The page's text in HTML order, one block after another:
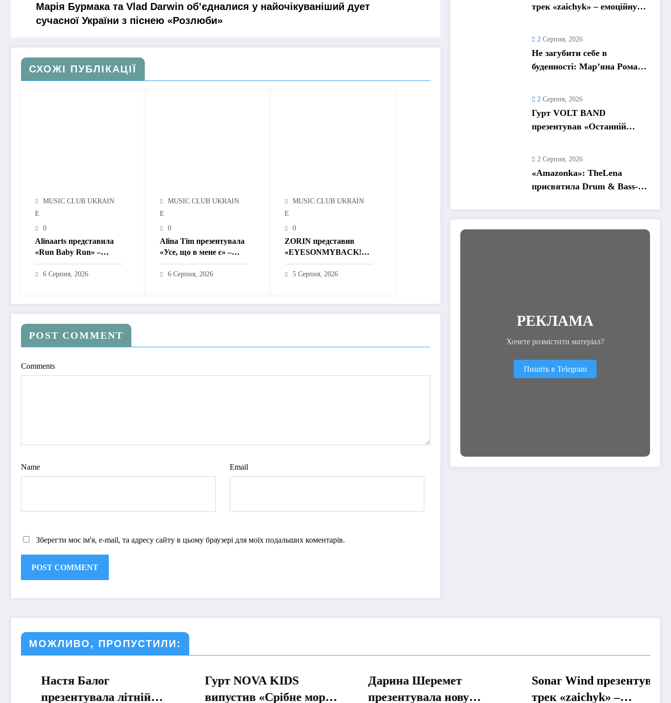
Марія Бурмака та Vlad Darwin об’єдналися у найочікуваніший дует
сучасної України з піснею «Розлюби»
СХОЖІ ПУБЛІКАЦІЇ
MUSIC CLUB UKRAIN
E
0
Alinaarts представила
«Run Baby Run» –
музичну підтримку для
тих, хто продовжує
6 Серпня, 2026
MUSIC CLUB UKRAIN
E
0
Alina Tim презентувала
«Усе, що в мене є» –
пісню про любов без
драм, маніпуляцій і
6 Серпня, 2026
MUSIC CLUB UKRAIN
E
0
ZORIN представив
«EYESONMYBACK!» –
емоційний трек про
боротьбу із власними
5 Серпня, 2026
POST COMMENT
Comments
Name Email
Зберегти моє ім'я, e-mail, та адресу сайту в цьому браузері для моїх подальших коментарів.
трек «zaichyk» – емоційну
2 Серпня, 2026
Не загубити себе в
буденності: Мар’яна Ромась
2 Серпня, 2026
Гурт VOLT BAND
презентував «Останній
2 Серпня, 2026
«Amazonka»: TheLena
присвятила Drum & Bass-
РЕКЛАМА
Хочете розмістити матеріал?
Пишіть в Telegram
МОЖЛИВО, ПРОПУСТИЛИ:
Настя Балог
презентувала літній
Гурт NOVA KIDS
випустив «Срібне море»
Дарина Шеремет
презентувала нову
Sonar Wind презентував
трек «zaichyk» –